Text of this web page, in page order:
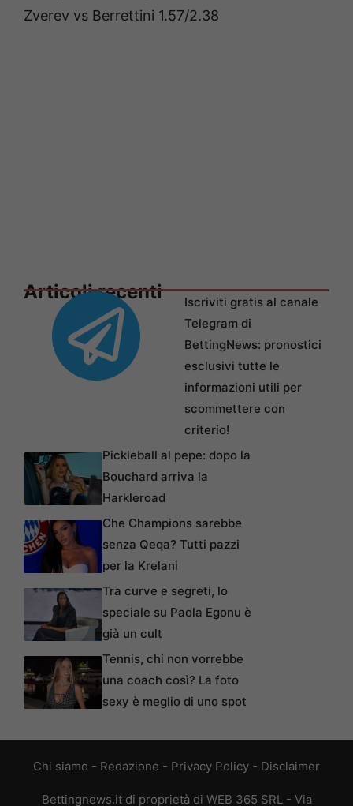
Zverev vs Berrettini 1.57/2.38
Articoli recenti
Iscriviti gratis al canale
Telegram di
BettingNews: pronostici
esclusivi tutte le
informazioni utili per
scommettere con
criterio!
Pickleball al pepe: dopo la
Bouchard arriva la
Harkleroad
Che Champions sarebbe
senza Qeqa? Tutti pazzi
per la Krelani
Tra curve e segreti, lo
speciale su Paola Egonu è
già un cult
Tennis, chi non vorrebbe
una coach così? La foto
sexy è meglio di uno spot
Chi siamo - Redazione - Privacy Policy - Disclaimer
Bettingnews.it di proprietà di WEB 365 SRL - Via